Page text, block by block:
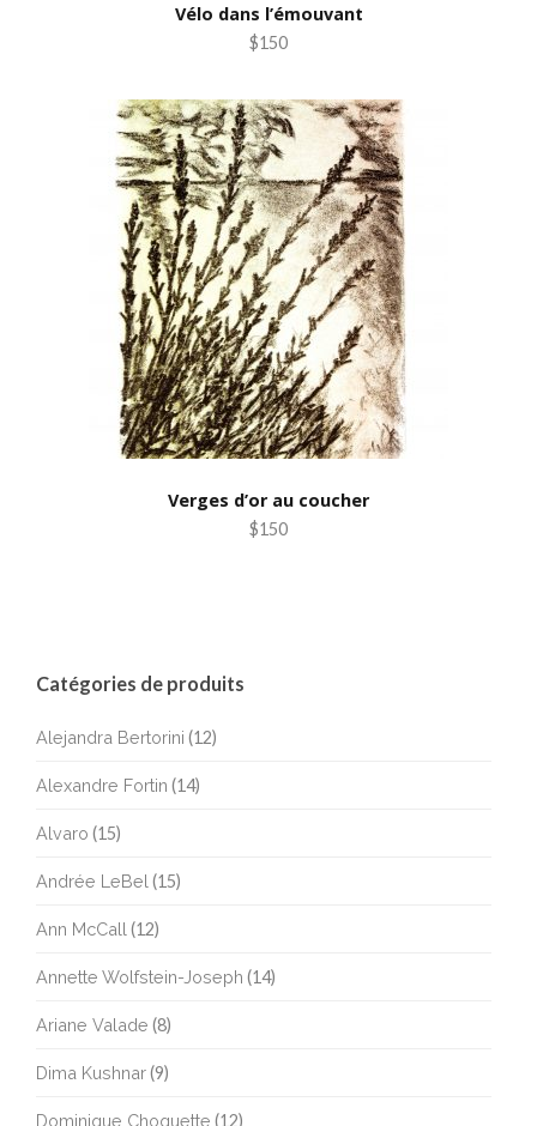
Vélo dans l’émouvant
$150
Verges d’or au coucher
$150
Catégories de produits
Alejandra Bertorini (12)
Alexandre Fortin (14)
Alvaro (15)
Andrée LeBel(15)
Ann McCall(12)
Annette Wolfstein-Joseph (14)
Ariane Valade (8)
Dima Kushnar(9)
Dominique Choquette (12)